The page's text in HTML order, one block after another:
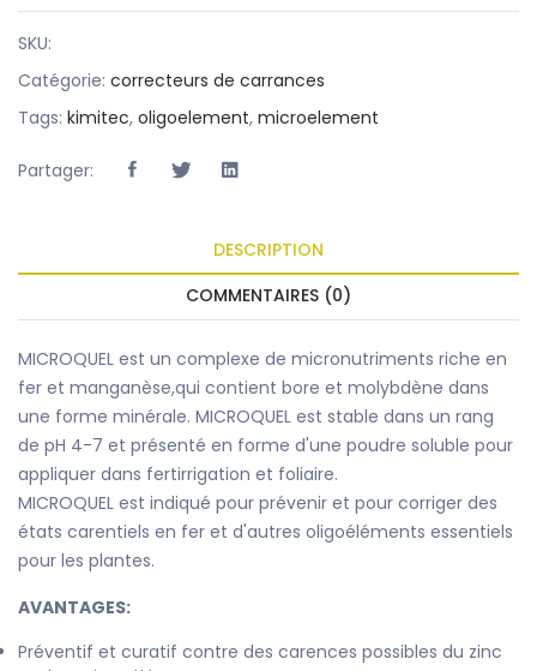
SKU:
Catégorie: correcteurs de carrances
Tags: kimitec, oligoelement, microelement
Partager:
DESCRIPTION
COMMENTAIRES (0)
MICROQUEL est un complexe de micronutriments riche en
fer et manganèse,qui contient bore et molybdène dans
une forme minérale. MICROQUEL est stable dans un rang
de pH 4-7 et présenté en forme d'une poudre soluble pour
appliquer dans fertirrigation et foliaire.
MICROQUEL est indiqué pour prévenir et pour corriger des
états carentiels en fer et d'autres oligoéléments essentiels
pour les plantes.
AVANTAGES:
Préventif et curatif contre des carences possibles du zinc